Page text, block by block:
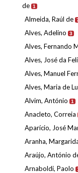
de 1
Almeida, Raúl de
Alves, Adelino 3
Alves, Fernando
Alves, José da
Alves, Manuel
Alves, Maria de
Alvim, António 1
Anacleto, Correia
Aparício, José
Aranha,
Araújo, António
Arnaboldi, Paolo